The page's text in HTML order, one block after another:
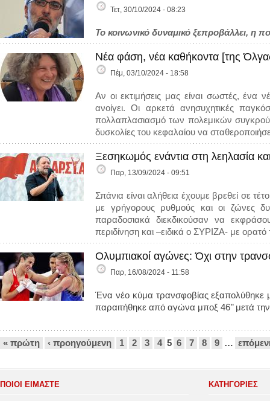
Τετ, 30/10/2024 - 08:23
Το κοινωνικό δυναμικό ξεπροβάλλει, η
Νέα φάση, νέα καθήκοντα [της
Πέμ, 03/10/2024 - 18:58
Αν οι εκτιμήσεις μας είναι σωστές, ένα
ανοίγει. Οι αρκετά ανησυχητικές
πολλαπλασιασμό των πολεμικών
δυσκολίες του κεφαλαίου να
Ξεσηκωμός ενάντια στη λεηλασία
Παρ, 13/09/2024 - 09:51
Σπάνια είναι αλήθεια έχουμε βρεθεί σε
με γρήγορους ρυθμούς και οι ζώνες
παραδοσιακά διεκδικούσαν να
περιδίνηση και –ειδικά ο ΣΥΡΙΖΑ- με
Ολυμπιακοί αγώνες: Όχι στην
Παρ, 16/08/2024 - 11:58
Ένα νέο κύμα τρανσφοβίας
παραιτήθηκε από αγώνα μποξ 46’’ μετά
Σελίδες
« πρώτη ‹ προηγούμενη 1 2 3 4 5 6 7 8 9 …
ΠΟΙΟΙ ΕΙΜΑΣΤΕ ΚΑΤΗΓΟΡΊΕΣ